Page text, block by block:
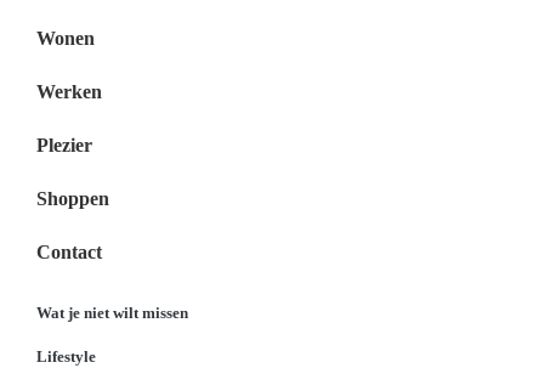
Wonen
Werken
Plezier
Shoppen
Contact
Wat je niet wilt missen
Lifestyle